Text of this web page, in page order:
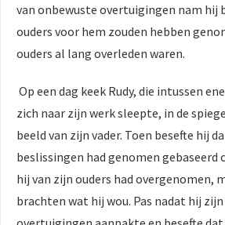
van onbewuste overtuigingen nam hij
ouders voor hem zouden hebben
ouders al lang overleden waren.
Op een dag keek Rudy, die intussen
zich naar zijn werk sleepte, in de
beeld van zijn vader. Toen besefte hij
beslissingen had genomen gebaseerd
hij van zijn ouders had overgenomen,
brachten wat hij wou. Pas nadat hij